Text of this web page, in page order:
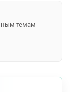
темам